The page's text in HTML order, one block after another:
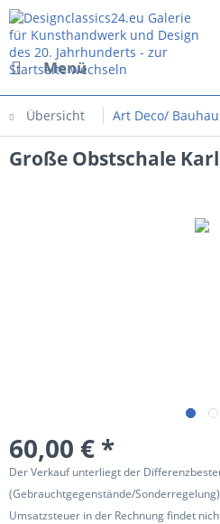
Menü
Übersicht Art Deco/
Große Obstschale
60,00 € *
Der Verkauf unterliegt der
(Gebrauchtgegenstände/
Umsatzsteuer in der Rechnung findet